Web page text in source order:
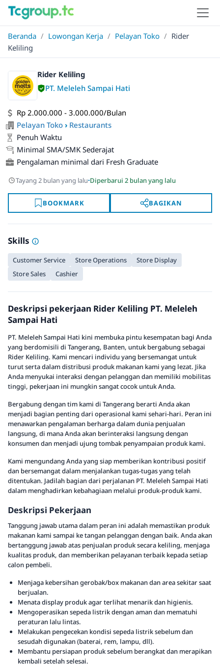
Beranda / Lowongan Kerja / Pelayan Toko / Rider
Keliling
Rider Keliling
PT. Meleleh Sampai Hati
Rp 2.000.000 - 3.000.000/Bulan
Pelayan Toko › Restaurants
Penuh Waktu
Minimal SMA/SMK Sederajat
Pengalaman minimal dari Fresh Graduate
Tayang 2 bulan yang lalu·Diperbarui 2 bulan yang lalu
BOOKMARK BAGIKAN
Skills
Customer Service Store Operations
Store Display
Store Sales
Cashier
Deskripsi pekerjaan Rider Keliling PT. Meleleh
Sampai Hati
PT. Meleleh Sampai Hati kini membuka pintu kesempatan bagi Anda
yang berdomisili di Tangerang, Banten, untuk bergabung sebagai
Rider Keliling. Kami mencari individu yang bersemangat untuk
turut serta dalam distribusi produk makanan kami yang lezat. Jika
Anda menyukai interaksi dengan pelanggan dan memiliki mobilitas
tinggi, pekerjaan ini mungkin sangat cocok untuk Anda.
Bergabung dengan tim kami di Tangerang berarti Anda akan
menjadi bagian penting dari operasional kami sehari-hari. Peran ini
menawarkan pengalaman berharga dalam dunia penjualan
langsung, di mana Anda akan berinteraksi langsung dengan
konsumen dan menjadi ujung tombak penyampaian produk kami.
Kami mengundang Anda yang siap memberikan kontribusi positif
dan bersemangat dalam menjalankan tugas-tugas yang telah
ditentukan. Jadilah bagian dari perjalanan PT. Meleleh Sampai Hati
dalam menghadirkan kebahagiaan melalui produk-produk kami.
Deskripsi Pekerjaan
Tanggung jawab utama dalam peran ini adalah memastikan produk
makanan kami sampai ke tangan pelanggan dengan baik. Anda akan
bertanggung jawab atas penjualan produk secara keliling, menjaga
kualitas produk, dan memberikan pelayanan terbaik kepada setiap
calon pembeli.
Menjaga kebersihan gerobak/box makanan dan area sekitar saat
berjualan.
Menata display produk agar terlihat menarik dan higienis.
Mengoperasikan sepeda listrik dengan aman dan mematuhi
peraturan lalu lintas.
Melakukan pengecekan kondisi sepeda listrik sebelum dan
sesudah digunakan (baterai, rem, lampu, dll).
Membantu persiapan produk sebelum berangkat dan merapikan
kembali setelah selesai.